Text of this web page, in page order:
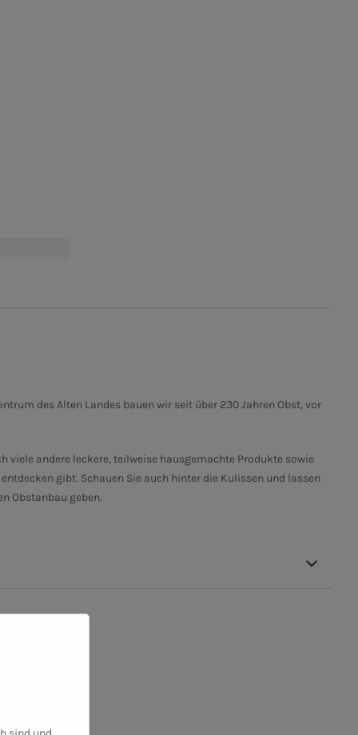
des Alten Landes bauen wir seit über 230 Jahren Obst, vor
viele andere leckere, teilweise hausgemachte Produkte sowie
gibt. Schauen Sie auch hinter die Kulissen und lassen
Obstanbau geben.